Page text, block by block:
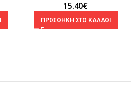
15.40€
ΠΡΟΣΘΗΚΗ ΣΤΟ ΚΑΛΑΘΙ